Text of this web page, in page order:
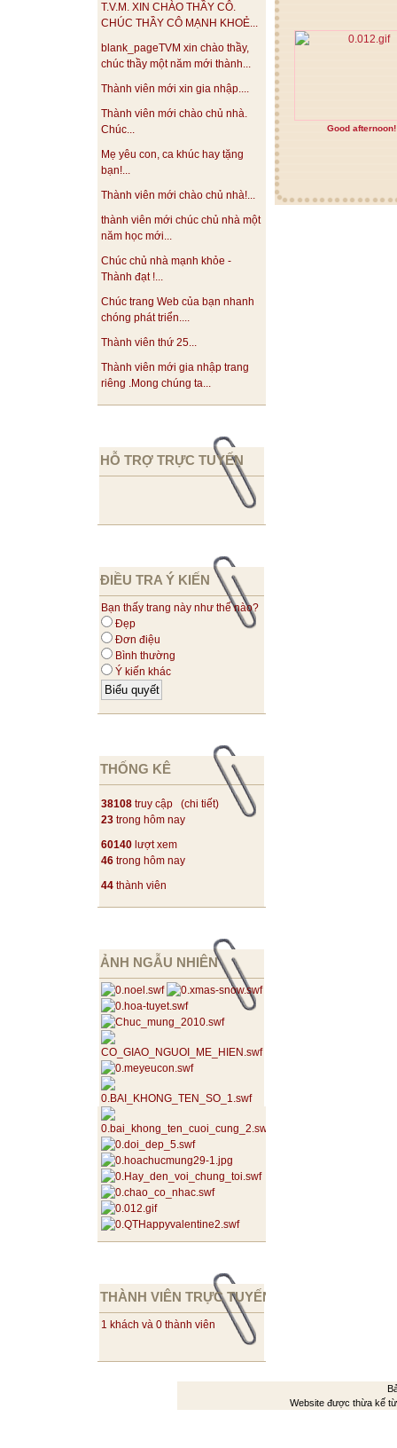
T.V.M. XIN CHÀO THẦY CÔ.
CHÚC THẦY CÔ MẠNH KHOẺ...
blank_pageTVM xin chào thầy,
chúc thầy một năm mới thành...
Thành viên mới xin gia nhập....
Thành viên mới chào chủ nhà.
Chúc...
Mẹ yêu con, ca khúc hay tặng
bạn!...
Thành viên mới chào chủ nhà!...
thành viên mới chúc chủ nhà một
năm học mới...
Chúc chủ nhà mạnh khỏe -
Thành đạt !...
Chúc trang Web của bạn nhanh
chóng phát triển....
Thành viên thứ 25...
Thành viên mới gia nhập trang
riêng .Mong chúng ta...
HỖ TRỢ TRỰC TUYẾN
ĐIỀU TRA Ý KIẾN
Bạn thấy trang này như thế nào?
Đẹp
Đơn điệu
Bình thường
Ý kiến khác
THỐNG KÊ
38108 truy cập (chi tiết)
23 trong hôm nay
60140 lượt xem
46 trong hôm nay
44 thành viên
ẢNH NGẪU NHIÊN
THÀNH VIÊN TRỰC TUYẾN
1 khách và 0 thành viên
Good afternoon!
Website được thừa kế